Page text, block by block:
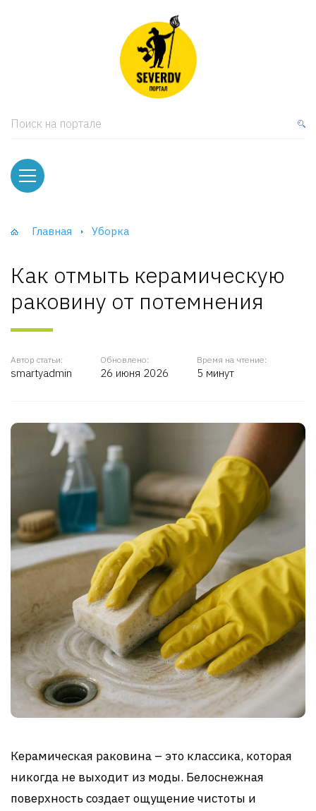
Поиск на портале
Главная Уборка
Как отмыть керамическую
раковину от потемнения
Автор статьи:
smartyadmin
Обновлено:
26 июня 2026
Время на чтение:
5 минут
Керамическая раковина – это классика, которая
никогда не выходит из моды. Белоснежная
поверхность создает ощущение чистоты и
и тумбы